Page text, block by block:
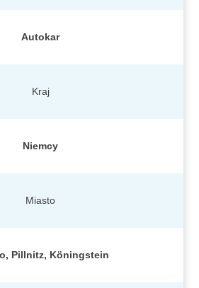
Autokar
Kraj
Niemcy
Miasto
Pillnitz, Köningstein